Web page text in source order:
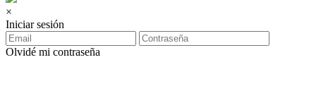
×
Iniciar sesión
Olvidé mi contraseña